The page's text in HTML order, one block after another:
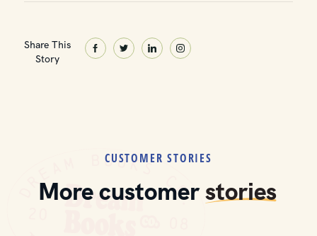
Share This
Story
CUSTOMER STORIES
More customerstories